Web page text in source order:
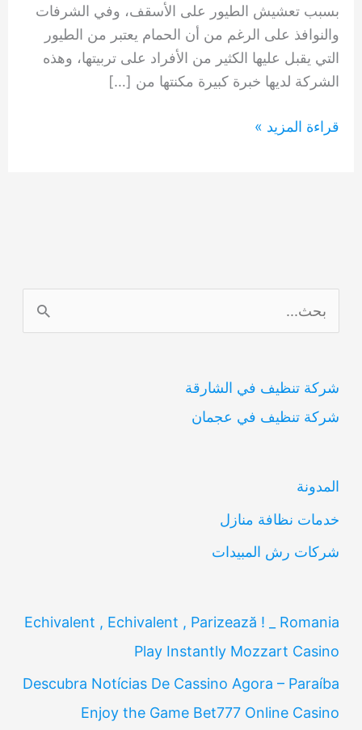
بسبب تعشيش الطيور على الأسقف، وفي الشرفات
والنوافذ على الرغم من أن الحمام يعتبر من الطيور
التي يقبل عليها الكثير من الأفراد على تربيتها، وهذه
الشركة لديها خبرة كبيرة مكنتها من […]
شركة
قراءة المزيد »
ل
ح
ث
ن
شركة تنظيف في الشارقة
شركة تنظيف في عجمان
المدونة
خدمات نظافة منازل
شركات رش المبيدات
Echivalent , Echivalent , Parizează ! _ Romania
Play Instantly Mozzart Casino
Descubra Notícias De Cassino Agora – Paraíba
Enjoy the Game Bet777 Online Casino